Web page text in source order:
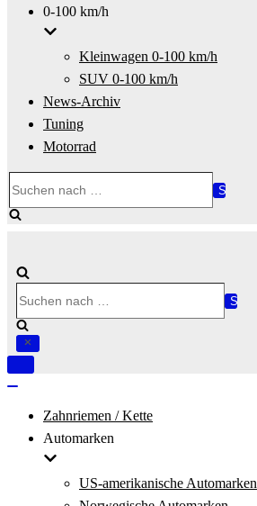
0-100 km/h
Kleinwagen 0-100 km/h
SUV 0-100 km/h
News-Archiv
Tuning
Motorrad
nach …
nach …
Navigation
Zahnriemen / Kette
Automarken
US-amerikanische Automarken